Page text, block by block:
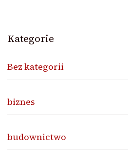
Kategorie
Bez kategorii
biznes
budownictwo